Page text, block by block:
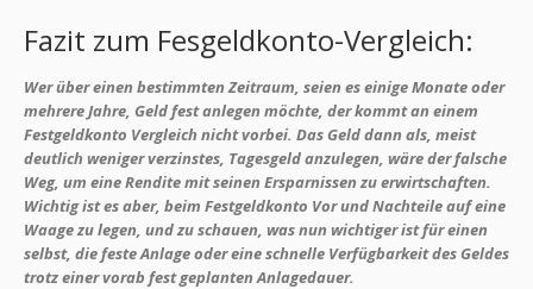
Fazit zum Fesgeldkonto-Vergleich:
Wer über einen bestimmten Zeitraum, seien es einige Monate oder
mehrere Jahre, Geld fest anlegen möchte, der kommt an einem
Festgeldkonto Vergleich nicht vorbei. Das Geld dann als, meist
deutlich weniger verzinstes, Tagesgeld anzulegen, wäre der falsche
Weg, um eine Rendite mit seinen Ersparnissen zu erwirtschaften.
Wichtig ist es aber, beim Festgeldkonto Vor und Nachteile auf eine
Waage zu legen, und zu schauen, was nun wichtiger ist für einen
selbst, die feste Anlage oder eine schnelle Verfügbarkeit des Geldes
trotz einer vorab fest geplanten Anlagedauer.